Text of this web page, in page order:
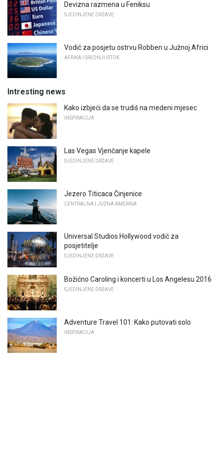
Devizna razmena u Feniksu
SJEDINJENE DRŽAVE
Vodič za posjetu ostrvu Robben u Južnoj Africi
AFRIKA I SREDNJI ISTOK
Intresting news
Kako izbjeći da se trudiš na medeni mjesec
INSPIRACIJA
Las Vegas Vjenčanje kapele
SJEDINJENE DRŽAVE
Jezero Titicaca Činjenice
CENTRALNA I JUŽNA AMERIKA
Universal Studios Hollywood vodič za
posjetitelje
SJEDINJENE DRŽAVE
Božićno Caroling i koncerti u Los Angelesu 2016
SJEDINJENE DRŽAVE
Adventure Travel 101: Kako putovati solo
INSPIRACIJA